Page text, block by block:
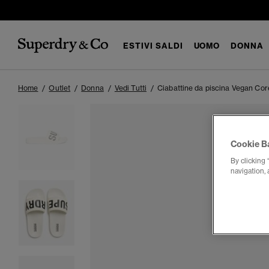
ESTIVI SALDI UOMO DONNA
Home Outlet Donna Vedi Tutti Ciabattine da piscina Vegan
Cookie
By clicking
navigation,